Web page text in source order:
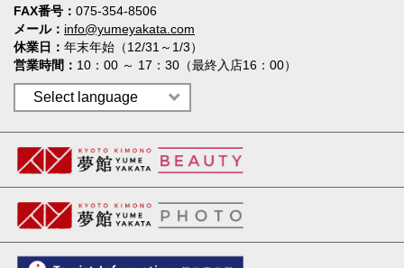
FAX番号
075-354-8506
メール
info@yumeyakata.com
休業日
年末年始（12/31～1/3）
営業時間
10：00 ～ 17：30（最終入店16：00）